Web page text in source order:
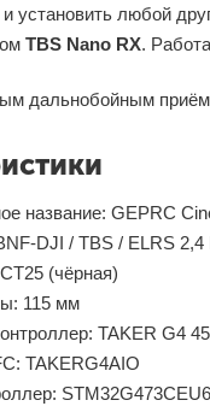
установить любой
TBS Nano RX.
дальнобойным
название: GEPRC
DJI / TBS / ELRS 2,4
(чёрная)
115 мм
TAKER G4
TAKERG4AIO
STM32G473CEU6